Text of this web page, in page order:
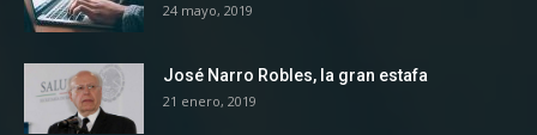
24 mayo, 2019
José Narro Robles, la gran estafa
21 enero, 2019